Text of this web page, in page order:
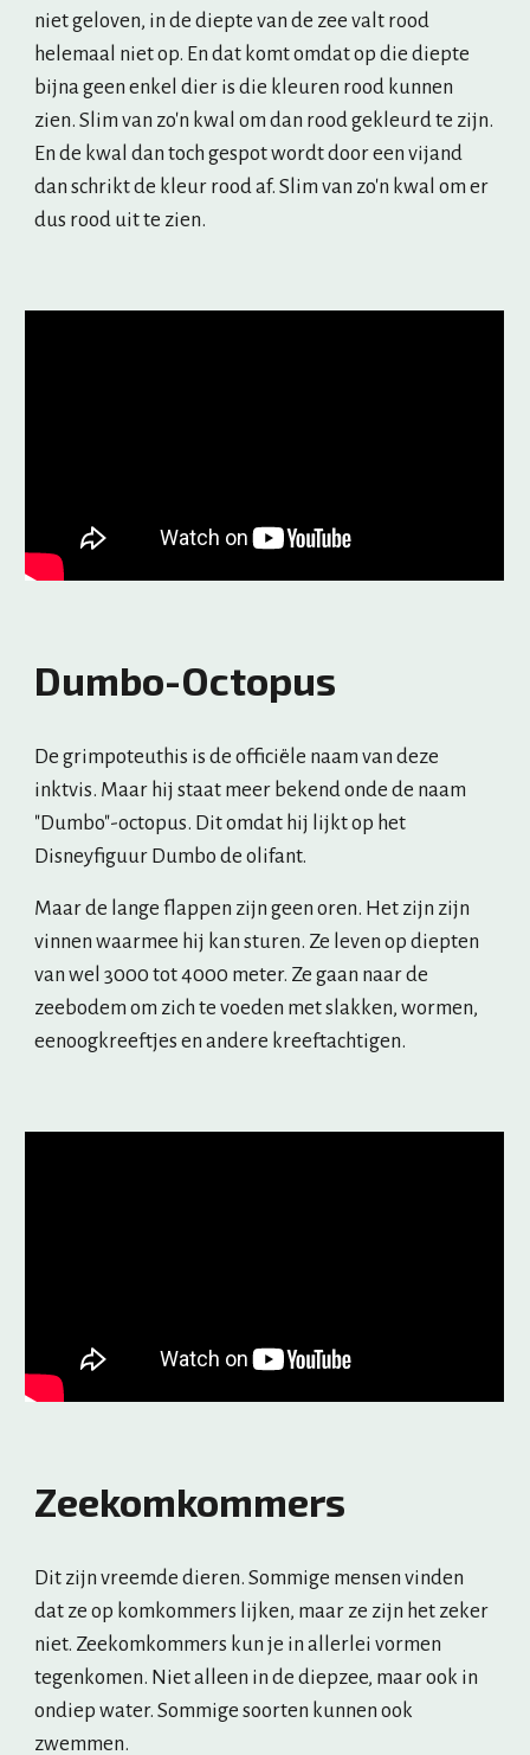
niet geloven, in de diepte van de zee valt rood
helemaal niet op. En dat komt omdat op die diepte
bijna geen enkel dier is die kleuren rood kunnen
zien. Slim van zo'n kwal om dan rood gekleurd te zijn.
En de kwal dan toch gespot wordt door een vijand
dan schrikt de kleur rood af. Slim van zo'n kwal om er
dus rood uit te zien.
Dumbo-Octopus
De grimpoteuthis is de officiële naam van deze
inktvis. Maar hij staat meer bekend onde de naam
"Dumbo"-octopus. Dit omdat hij lijkt op het
Disneyfiguur Dumbo de olifant.
Maar de lange flappen zijn geen oren. Het zijn zijn
vinnen waarmee hij kan sturen. Ze leven op diepten
van wel 3000 tot 4000 meter. Ze gaan naar de
zeebodem om zich te voeden met slakken, wormen,
eenoogkreeftjes en andere kreeftachtigen.
Zeekomkommers
Dit zijn vreemde dieren. Sommige mensen vinden
dat ze op komkommers lijken, maar ze zijn het zeker
niet. Zeekomkommers kun je in allerlei vormen
tegenkomen. Niet alleen in de diepzee, maar ook in
ondiep water. Sommige soorten kunnen ook
zwemmen.